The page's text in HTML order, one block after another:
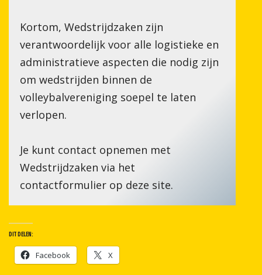
Kortom, Wedstrijdzaken zijn
verantwoordelijk voor alle logistieke en
administratieve aspecten die nodig zijn
om wedstrijden binnen de
volleybalvereniging soepel te laten
verlopen.
Je kunt contact opnemen met
Wedstrijdzaken via het
contactformulier op deze site.
DIT DELEN:
Facebook X